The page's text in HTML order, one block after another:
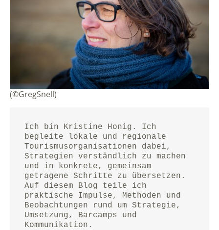
(©GregSnell)
Ich bin Kristine Honig. Ich
begleite lokale und regionale
Tourismusorganisationen dabei,
Strategien verständlich zu machen
und in konkrete, gemeinsam
getragene Schritte zu übersetzen.
Auf diesem Blog teile ich
praktische Impulse, Methoden und
Beobachtungen rund um Strategie,
Umsetzung, Barcamps und
Kommunikation.